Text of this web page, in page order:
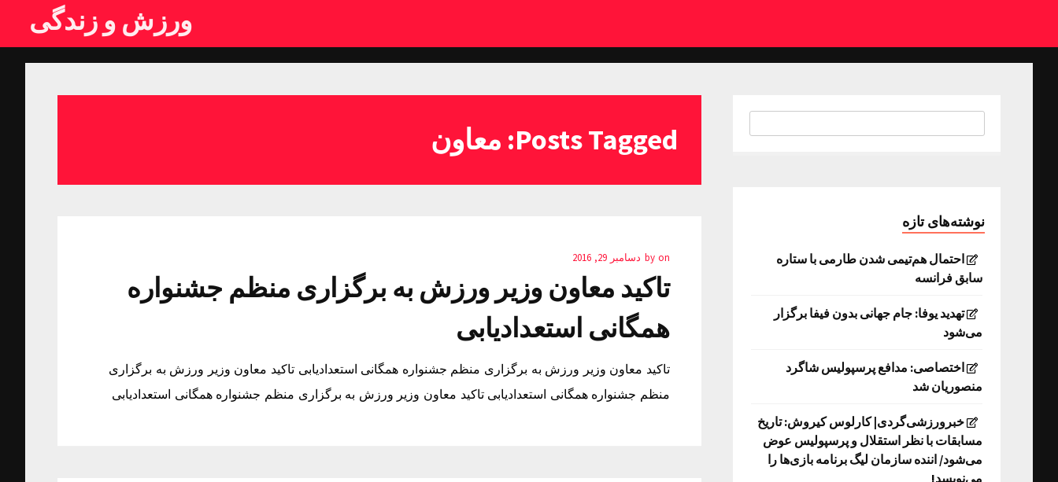
ورزش و زندگی
Posts Tagged: معاون
by on دسامبر 29, 2016
تاکید معاون وزیر ورزش به برگزاری منظم جشنواره
همگانی استعدادیابی
تاکید معاون وزیر ورزش به برگزاری منظم جشنواره همگانی استعدادیابی تاکید معاون وزیر ورزش به برگزاری
منظم جشنواره همگانی استعدادیابی تاکید معاون وزیر ورزش به برگزاری منظم جشنواره همگانی استعدادیابی
نوشته‌های تازه
احتمال هم‌تیمی شدن طارمی با ستاره
سابق فرانسه
تهدید یوفا: جام جهانی بدون فیفا برگزار
می‌شود
اختصاصی: مدافع پرسپولیس شاگرد
منصوریان شد
خبرورزشی‌گردی| کارلوس کیروش: تاریخ
مسابقات با نظر استقلال و پرسپولیس عوض
می‌شود/ اننده سازمان لیگ برنامه بازی‌ها را
می‌نویسد!